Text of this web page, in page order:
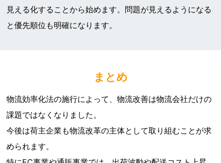
見える化することから始めます。問題が見えるようになる
と優先順位も明確になります。
まとめ
物流効率化法の施行によって、物流改善は物流会社だけの
課題ではなくなりました。
今後は荷主企業も物流改革の主体として取り組むことが求
められます。